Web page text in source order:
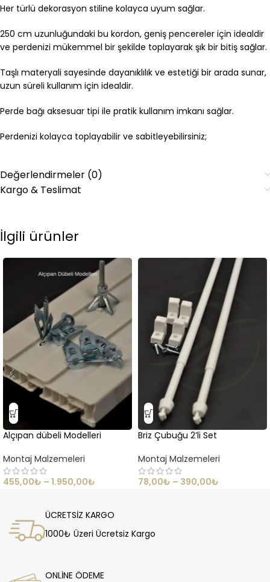
Her türlü dekorasyon stiline kolayca uyum sağlar.
250 cm uzunluğundaki bu kordon, geniş pencereler için idealdir
ve perdenizi mükemmel bir şekilde toplayarak şık bir bitiş sağlar.
Taşlı materyali sayesinde dayanıklılık ve estetiği bir arada sunar,
uzun süreli kullanım için idealdir.
Perde bağı aksesuar tipi ile pratik kullanım imkanı sağlar.
Perdenizi kolayca toplayabilir ve sabitleyebilirsiniz;
Değerlendirmeler (0)
Kargo & Teslimat
İlgili ürünler
Alçıpan dübeli Modelleri
Montaj Malzemeleri
455,00₺ – 1.950,00₺
Briz Çubuğu 2’li Set
Montaj Malzemeleri
78,00₺ – 390,00₺
ÜCRETSİZ KARGO
1000₺ Üzeri Ücretsiz Kargo
ONLİNE ÖDEME